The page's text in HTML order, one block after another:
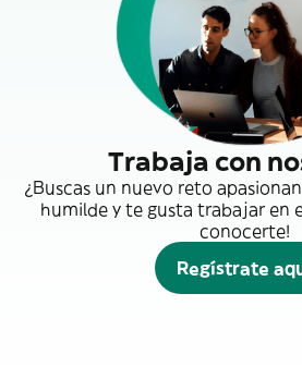
Trabaja con
¿Buscas un nuevo reto
humilde y te gusta trabajar en
conocerte!
Regístrate